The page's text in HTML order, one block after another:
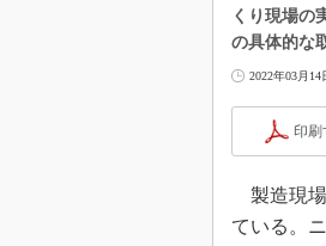
くり現場の
の具体的な
2022年03月14
印刷
製造現場
ている。